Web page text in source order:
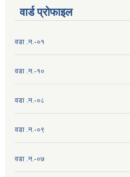
वार्ड प्राेफाइल
वडा .न.-०१
वडा .न.-१०
वडा .न.-०८
वडा .न.-०९
वडा .न.-०७